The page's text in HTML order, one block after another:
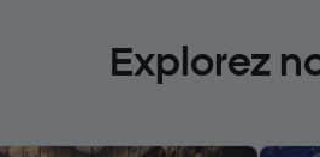
Explorez